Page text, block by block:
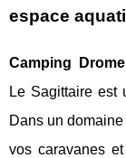
espace
Camping
Le Sagittaire est
Dans un
vos caravanes